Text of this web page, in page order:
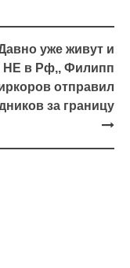
уже живут и
НЕ в Рф,, Филипп
отправил
за границу